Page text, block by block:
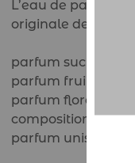
L’eau de parfum
originale de
parfum sucré
parfum fruité
parfum floral
composition
parfum unisexe